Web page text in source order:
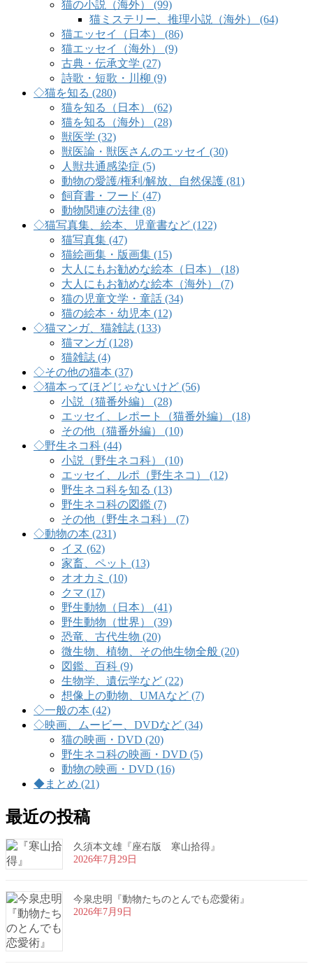
猫の小説（海外） (99)
猫ミステリー、推理小説（海外） (64)
猫エッセイ（日本） (86)
猫エッセイ（海外） (9)
古典・伝承文学 (27)
詩歌・短歌・川柳 (9)
◇猫を知る (280)
猫を知る（日本） (62)
猫を知る（海外） (28)
獣医学 (32)
獣医論・獣医さんのエッセイ (30)
人獣共通感染症 (5)
動物の愛護/権利/解放、自然保護 (81)
飼育書・フード (47)
動物関連の法律 (8)
◇猫写真集、絵本、児童書など (122)
猫写真集 (47)
猫絵画集・版画集 (15)
大人にもお勧めな絵本（日本） (18)
大人にもお勧めな絵本（海外） (7)
猫の児童文学・童話 (34)
猫の絵本・幼児本 (12)
◇猫マンガ、猫雑誌 (133)
猫マンガ (128)
猫雑誌 (4)
◇その他の猫本 (37)
◇猫本ってほどじゃないけど (56)
小説（猫番外編） (28)
エッセイ、レポート（猫番外編） (18)
その他（猫番外編） (10)
◇野生ネコ科 (44)
小説（野生ネコ科） (10)
エッセイ、ルポ（野生ネコ） (12)
野生ネコ科を知る (13)
野生ネコ科の図鑑 (7)
その他（野生ネコ科） (7)
◇動物の本 (231)
イヌ (62)
家畜、ペット (13)
オオカミ (10)
クマ (17)
野生動物（日本） (41)
野生動物（世界） (39)
恐竜、古代生物 (20)
微生物、植物、その他生物全般 (20)
図鑑、百科 (9)
生物学、遺伝学など (22)
想像上の動物、UMAなど (7)
◇一般の本 (42)
◇映画、ムービー、DVDなど (34)
猫の映画・DVD (20)
野生ネコ科の映画・DVD (5)
動物の映画・DVD (16)
◆まとめ (21)
最近の投稿
久須本文雄『座右版 寒山拾得』
2026年7月29日
今泉忠明『動物たちのとんでも恋愛術』
2026年7月9日